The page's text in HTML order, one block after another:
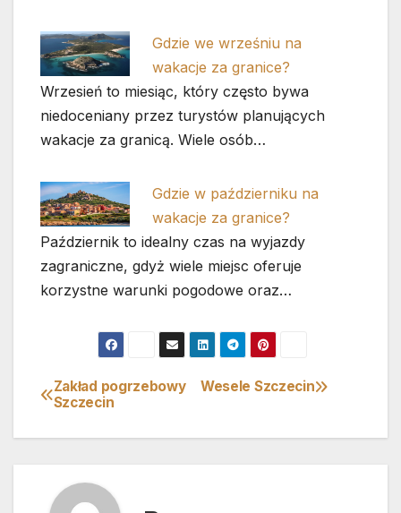
Gdzie we wrześniu na
wakacje za granice?
Wrzesień to miesiąc, który często bywa
niedoceniany przez turystów planujących
wakacje za granicą. Wiele osób…
Gdzie w październiku na
wakacje za granice?
Październik to idealny czas na wyjazdy
zagraniczne, gdyż wiele miejsc oferuje
korzystne warunki pogodowe oraz…
Nawigacja
wpisu
Wesele Szczecin
Zakład pogrzebowy
Szczecin